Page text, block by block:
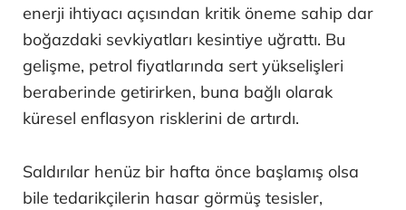
enerji ihtiyacı açısından kritik öneme sahip dar
boğazdaki sevkiyatları kesintiye uğrattı. Bu
gelişme, petrol fiyatlarında sert yükselişleri
beraberinde getirirken, buna bağlı olarak
küresel enflasyon risklerini de artırdı.
Saldırılar henüz bir hafta önce başlamış olsa
bile tedarikçilerin hasar görmüş tesisler,